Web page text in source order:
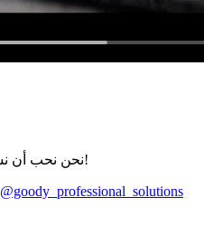
نحن نحب أن نسمع كيف ذهبت مع هذه الوصفات!
@goody_professional_solutions